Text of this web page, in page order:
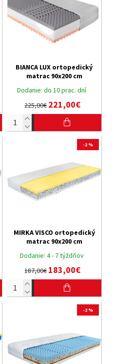
Dodanie: do 10 prac. dní
BIANCA LUX ortopedický
matrac 90x200 cm
225,00€221,00€
-2 %
Dodanie: 4 - 7 týždňov
MIRKA VISCO ortopedický
matrac 90x200 cm
187,00€183,00€
-2 %